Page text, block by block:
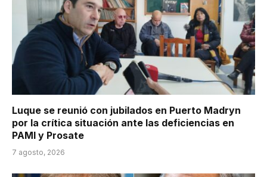
Luque se reunió con jubilados en Puerto Madryn
por la crítica situación ante las deficiencias en
PAMI y Prosate
7 agosto, 2026